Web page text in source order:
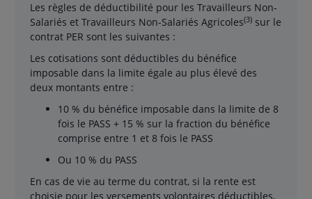
Les règles de déductibilité pour les Travailleurs Non-
Salariés et Travailleurs Non-Salariés Agricoles(3)sur le
contrat PER sont les suivantes :
Les cotisations sont déductibles du bénéfice
imposable dans la limite égale au plus élevé des
deux montants entre :
10 % du bénéfice imposable dans la limite de 8
fois le PASS + 15 % sur la fraction du bénéfice
comprise entre 1 et 8 fois le PASS
Ou 10 % du PASS
En cas de vie au terme du contrat, si la rente est
choisie pour les versements volontaires déductibles,